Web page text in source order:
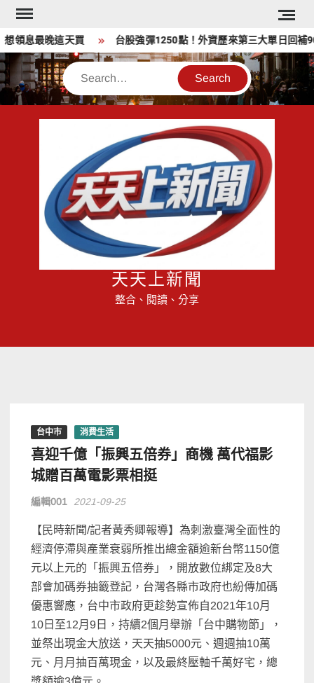
Skip
content
息最晚這天買 台股強彈1250點！外資歷來第三大單日回補
Search
天天上新聞
整合、閱讀、分享
台中市 消費生活
喜迎千億「振興五倍券」商機 萬代福影
城贈百萬電影票相挺
編輯001 2021-09-25
【民時新聞/記者黃秀卿報導】為刺激臺灣全面性的
經濟停滯與產業衰弱所推出總金額逾新台幣1150億
元以上元的「振興五倍券」，開放數位綁定及8大
部會加碼券抽籤登記，台灣各縣市政府也紛傳加碼
優惠響應，台中市政府更趁勢宣佈自2021年10月
10日至12月9日，持續2個月舉辦「台中購物節」，
並祭出現金大放送，天天抽5000元、週週抽10萬
元、月月抽百萬現金，以及最終壓軸千萬好宅，總